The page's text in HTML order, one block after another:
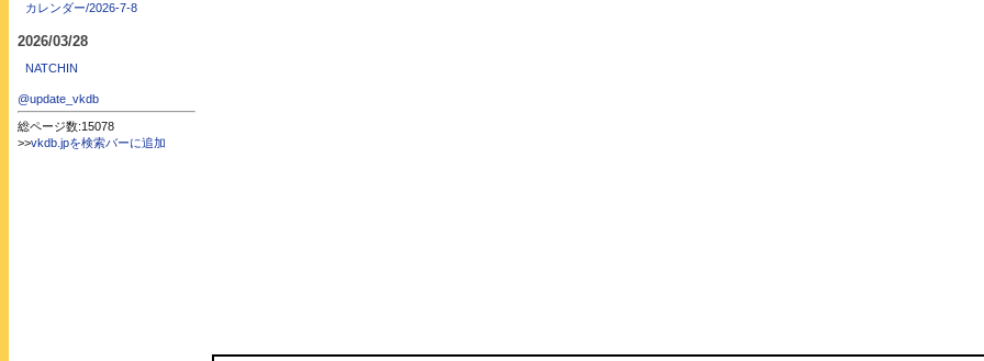
カレンダー/2026-7-8
2026/03/28
NATCHIN
@update_vkdb
総ページ数:15078
>>vkdb.jpを検索バーに追加